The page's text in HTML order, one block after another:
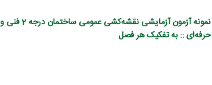
نم
ونه آزمون آزمایشی نقشه‌کشی عمومی ساختمان درجه 2 فنی و
حرفه‌ای :: به تفکیک هر فصل